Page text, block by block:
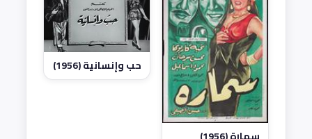
حب وإنسانية (1956)